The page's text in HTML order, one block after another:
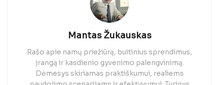
Mantas Žukauskas
Rašo apie namų priežiūrą, buitinius sprendimus,
įrangą ir kasdienio gyvenimo palengvinimą.
Dėmesys skiriamas praktiškumui, realiems